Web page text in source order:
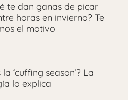
te dan ganas de picar
horas en invierno? Te
el motivo
la ‘cuffing season’? La
lo explica